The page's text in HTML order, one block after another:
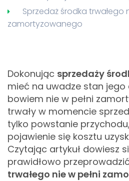
Sprzedaż środka trwałego
zamortyzowanego
Dokonując sprzedaży
mieć na uwadze stan jego
bowiem nie w pełni
trwały w momencie
tylko powstanie
pojawienie się kosztu
Czytając artykuł dowiesz
prawidłowo przeprowadzić
trwałego nie w pełni